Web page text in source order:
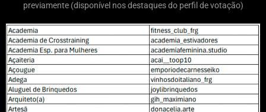
previamente (disponível nos destaques do perfil de votação)